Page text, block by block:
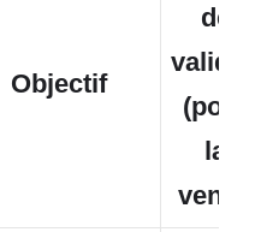
Objectif
de
(pour
la
vente)